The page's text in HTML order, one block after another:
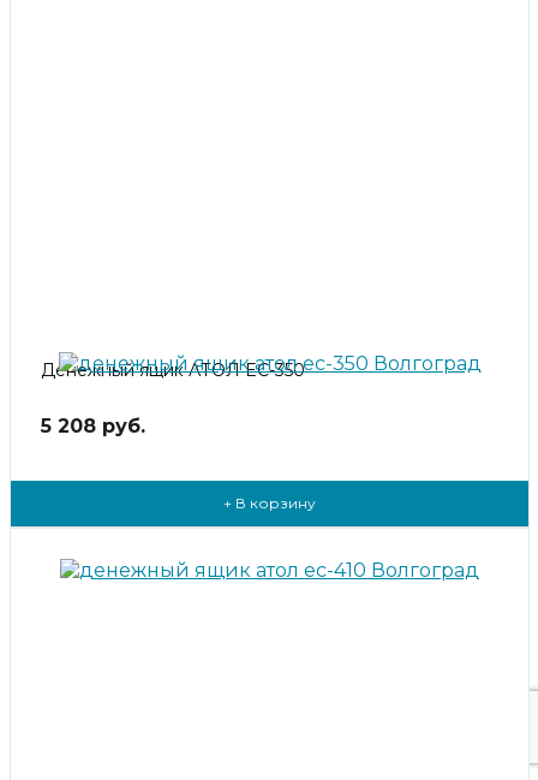
Денежный ящик АТОЛ EC-350
5 208 руб.
+ В корзину